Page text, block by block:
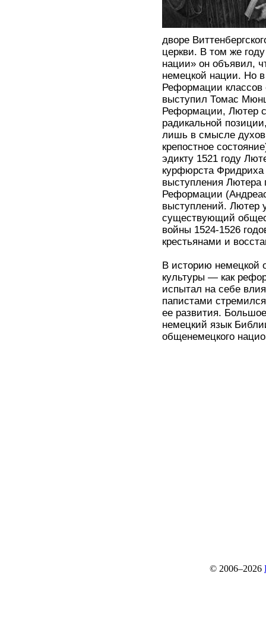
дворе
церкви. В том же
нации» он объявил,
немецкой нации. Но
Реформации классов
выступил Томас
Реформации, Лютер
радикальной
лишь в смысле
крепостное
эдикту 1521 году
курфюрста Фридриха
выступления Лютера
Реформации
выступлений. Лютер
существующий
войны 1524-1526
крестьянами и
В историю немецкой
культуры — как
испытал на себе
папистами
ее развития.
немецкий язык
общенемецкого
© 2006–2026